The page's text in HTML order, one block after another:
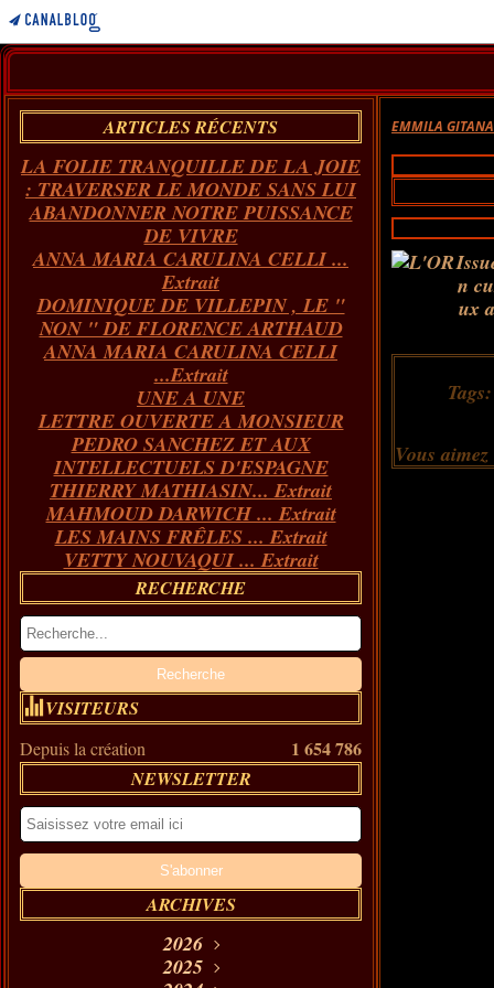
ARTICLES RÉCENTS
LA FOLIE TRANQUILLE DE LA JOIE
: TRAVERSER LE MONDE SANS LUI
ABANDONNER NOTRE PUISSANCE
DE VIVRE
ANNA MARIA CARULINA CELLI ...
Extrait
DOMINIQUE DE VILLEPIN , LE "
NON " DE FLORENCE ARTHAUD
ANNA MARIA CARULINA CELLI
...Extrait
UNE A UNE
LETTRE OUVERTE A MONSIEUR
PEDRO SANCHEZ ET AUX
INTELLECTUELS D'ESPAGNE
THIERRY MATHIASIN... Extrait
MAHMOUD DARWICH ... Extrait
LES MAINS FRÊLES ... Extrait
VETTY NOUVAQUI ... Extrait
RECHERCHE
VISITEURS
Depuis la création 1 654 786
NEWSLETTER
ARCHIVES
2026
Août(11)
2025
EMMILA GITANA
n
ux
Tags:
Vous aimez